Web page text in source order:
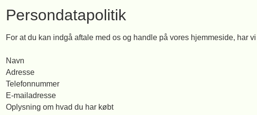
Persondatapolitik
For at du kan indgå aftale med os og handle på vores hjemmeside, har
Navn
Adresse
Telefonnummer
E-mailadresse
Oplysning om hvad du har købt